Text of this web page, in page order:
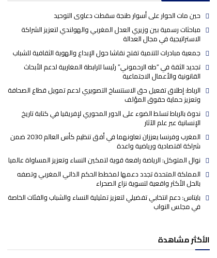
حين مات الحوار على أسوار طنجة سقطت دعاوى التوحيد
مباحثات رسمية بين وزيري العدل المغربي والهولندي لتعزيز الشراكة
الاستراتيجية في مجال العدالة
جمعية مبادرات للتنمية تفتح نقاشا حول الإبداع والهوية الثقافية للشباب
تجديد الثقة في “طه الرحموني” رئيسا للرابطة المغاربية لدعم الأبحاث
القانونية والأعمال الاجتماعية
الرباط: إطلاق تفعيل حق الاستنساخ التصويري لدعم تمويل قطاع الصحافة
وتعزيز حماية حقوق المؤلف
ندوة بالرباط تسلط الضوء على الدور المحوري لإفريقيا في كتابة تاريخ
الإنسانية عبر علم الآثار
المغرب وفرنسا يعززان تعاونهما في أفق تنظيم كأس العالم 2030 ضمن
شراكة اقتصادية ورياضية واعدة
نوال المتوكل: الرياضة رافعة قوية لتمكين النساء وتعزيز المساواة عالميا
المملكة المتحدة تجدد دعمها لمخطط الحكم الذاتي المغربي وتصفه
بالحل الأكثر واقعية لتسوية نزاع الصحراء
بايتاس: دعم انتخابي تفضيلي لتعزيز تمثيلية النساء والشباب والفئات الخاصة
في مجلس النواب
الأكثر مشاهدة